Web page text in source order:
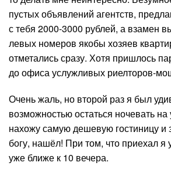
пустых объявлений агентств,
с тебя 2000-3000 рублей, а взамен
левых номеров якобы хозяев
отметались сразу. Хотя пришлось
до офиса услужливых риелторов-
Очень жаль, но второй раз я был
возможностью остаться ночевать
нахожу самую дешевую гостиницу
богу, нашёл! При том, что приехал я
уже ближе к 10 вечера.